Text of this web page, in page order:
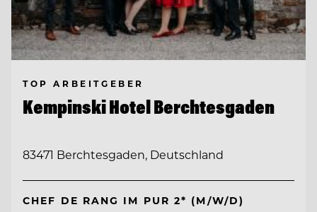
TOP ARBEITGEBER
Kempinski Hotel Berchtesgaden
83471 Berchtesgaden, Deutschland
CHEF DE RANG IM PUR 2* (M/W/D)